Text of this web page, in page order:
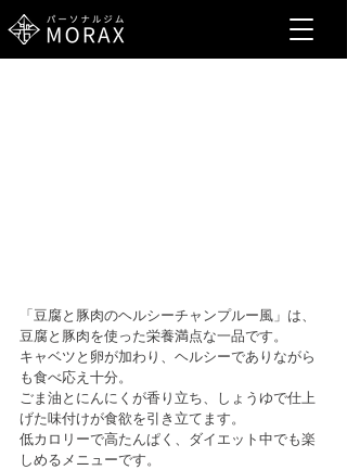
「豆腐と豚肉のヘルシーチャンプルー風」は、
豆腐と豚肉を使った栄養満点な一品です。
キャベツと卵が加わり、ヘルシーでありながら
も食べ応え十分。
ごま油とにんにくが香り立ち、しょうゆで仕上
げた味付けが食欲を引き立てます。
低カロリーで高たんぱく、ダイエット中でも楽
しめるメニューです。